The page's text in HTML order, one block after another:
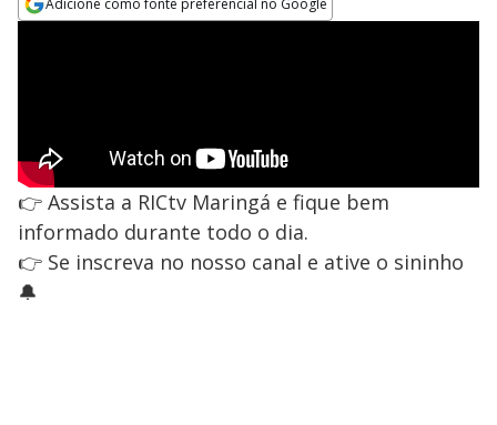
Adicione como fonte preferencial no Google
👉 Assista a RICtv Maringá e fique bem
informado durante todo o dia.
👉 Se inscreva no nosso canal e ative o sininho
🔔